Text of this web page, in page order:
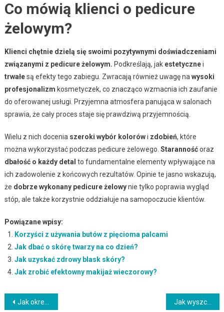
Co mówią klienci o pedicure
żelowym?
Klienci chętnie dzielą się swoimi pozytywnymi doświadczeniami
związanymi z pedicure żelowym. Podkreślają, jak estetycznei
trwałesą efekty tego zabiegu. Zwracają również uwagę na wysoki
profesjonalizm kosmetyczek, co znacząco wzmacnia ich zaufanie
do oferowanej usługi. Przyjemna atmosfera panująca w salonach
sprawia, że cały proces staje się prawdziwą przyjemnością.
Wielu z nich docenia szeroki wybór kolorówi zdobień, które
można wykorzystać podczas pedicure żelowego. Starannośćoraz
dbałość o każdy detal to fundamentalne elementy wpływające na
ich zadowolenie z końcowych rezultatów. Opinie te jasno wskazują,
że dobrze wykonany pedicure żelowynie tylko poprawia wygląd
stóp, ale także korzystnie oddziałuje na samopoczucie klientów.
Powiązane wpisy:
Korzyści z używania butów z pięcioma palcami
Jak dbać o skórę twarzy na co dzień?
Jak uzyskać zdrowy blask skóry?
Jak zrobić efektowny makijaż wieczorowy?
Nawigacja
Jak określić kształt twarzy? Przewodnik po typach i stylizacji Jak wyszczuplić twarz bronzerem? Sprawdzone techniki konturowania